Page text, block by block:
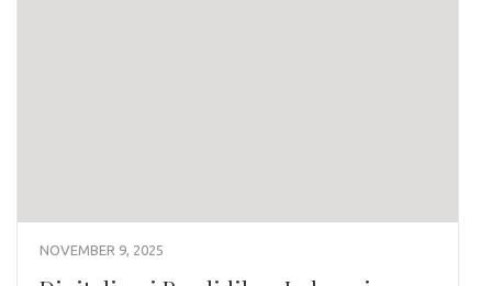
NOVEMBER 9, 2025